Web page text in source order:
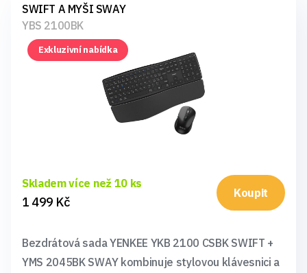
SWIFT A MYŠI SWAY
YBS 2100BK
Exkluzivní nabídka
Skladem více než 10 ks
1 499 Kč
Koupit
Bezdrátová sada YENKEE YKB 2100 CSBK SWIFT +
YMS 2045BK SWAY kombinuje stylovou klávesnici a